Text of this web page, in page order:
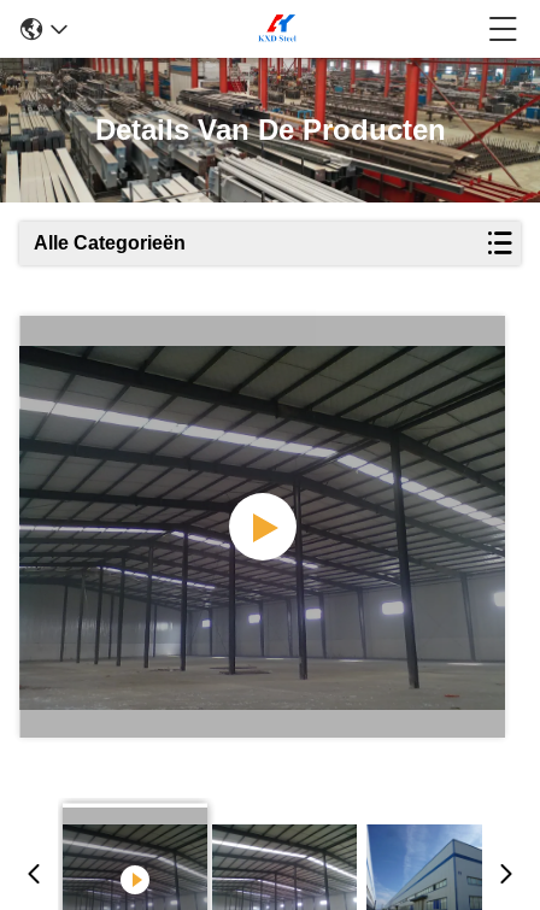
Details Van De Producten
Alle Categorieën